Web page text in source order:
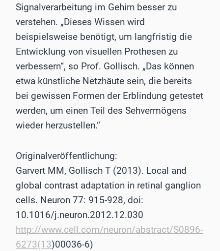
Signalverarbeitung im Gehirn besser zu
verstehen. „Dieses Wissen wird
beispielsweise benötigt, um langfristig die
Entwicklung von visuellen Prothesen zu
verbessern“, so Prof. Gollisch. „Das können
etwa künstliche Netzhäute sein, die bereits
bei gewissen Formen der Erblindung getestet
werden, um einen Teil des Sehvermögens
wieder herzustellen.“
Originalveröffentlichung:
Garvert MM, Gollisch T (2013). Local and
global contrast adaptation in retinal ganglion
cells. Neuron 77: 915-928, doi:
10.1016/j.neuron.2012.12.030
http://www.cell.com/neuron/abstract/S0896-
6273(13)00036-6)